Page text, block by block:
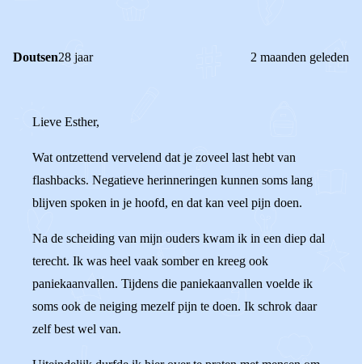
Doutsen28 jaar 2 maanden geleden
Lieve Esther,
Wat ontzettend vervelend dat je zoveel last hebt van
flashbacks. Negatieve herinneringen kunnen soms lang
blijven spoken in je hoofd, en dat kan veel pijn doen.
Na de scheiding van mijn ouders kwam ik in een diep dal
terecht. Ik was heel vaak somber en kreeg ook
paniekaanvallen. Tijdens die paniekaanvallen voelde ik
soms ook de neiging mezelf pijn te doen. Ik schrok daar
zelf best wel van.